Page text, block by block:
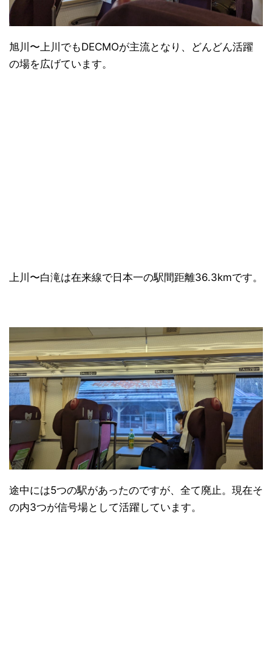
旭川〜上川でもDECMOが主流となり、どんどん活躍
の場を広げています。
上川〜白滝は在来線で日本一の駅間距離36.3kmです。
途中には5つの駅があったのですが、全て廃止。現在そ
の内3つが信号場として活躍しています。